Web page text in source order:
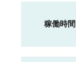
稼働時間